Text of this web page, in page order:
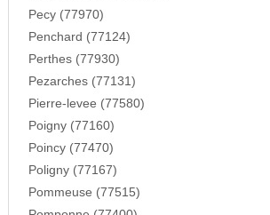
Pecy (77970)
Penchard (77124)
Perthes (77930)
Pezarches (77131)
Pierre-levee (77580)
Poigny (77160)
Poincy (77470)
Poligny (77167)
Pommeuse (77515)